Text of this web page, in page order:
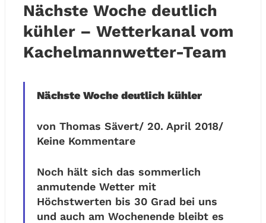
Nächste Woche deutlich
kühler – Wetterkanal vom
Kachelmannwetter-Team
Nächste Woche deutlich kühler
von Thomas Sävert/ 20. April 2018/
Keine Kommentare
Noch hält sich das sommerlich
anmutende Wetter mit
Höchstwerten bis 30 Grad bei uns
und auch am Wochenende bleibt es